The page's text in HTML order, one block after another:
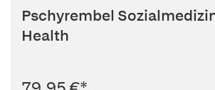
Pschyrembel
Health